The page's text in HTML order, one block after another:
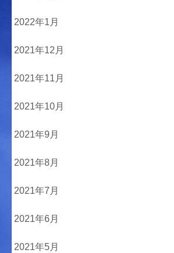
2022年1月
2021年12月
2021年11月
2021年10月
2021年9月
2021年8月
2021年7月
2021年6月
2021年5月